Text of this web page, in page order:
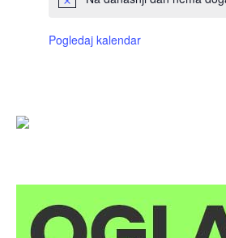
Pogledaj kalendar